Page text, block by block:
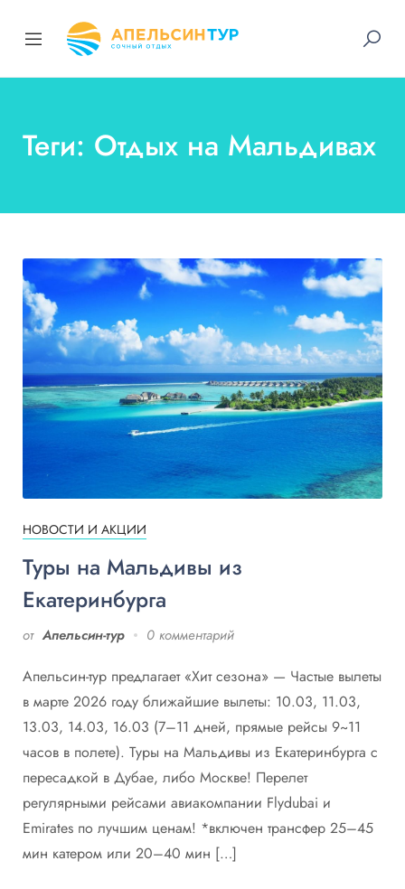
Теги: Отдых на Мальдивах
НОВОСТИ И АКЦИИ
Туры на Мальдивы из
Екатеринбурга
от Апельсин-тур 0 комментарий
Апельсин-тур предлагает «Хит сезона» — Частые вылеты
в марте 2026 году ближайшие вылеты: 10.03, 11.03,
13.03, 14.03, 16.03 (7–11 дней, прямые рейсы 9~11
часов в полете). Туры на Мальдивы из Екатеринбурга c
пересадкой в Дубае, либо Москве! Перелет
регулярными рейсами авиакомпании Flydubai и
Emirates по лучшим ценам! *включен трансфер 25–45
мин катером или 20–40 мин […]